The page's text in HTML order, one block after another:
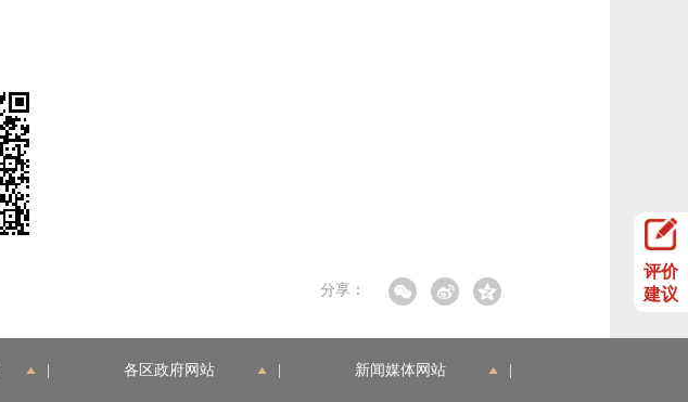
分享：
评价
建议
各区政府网站 新闻媒体网站